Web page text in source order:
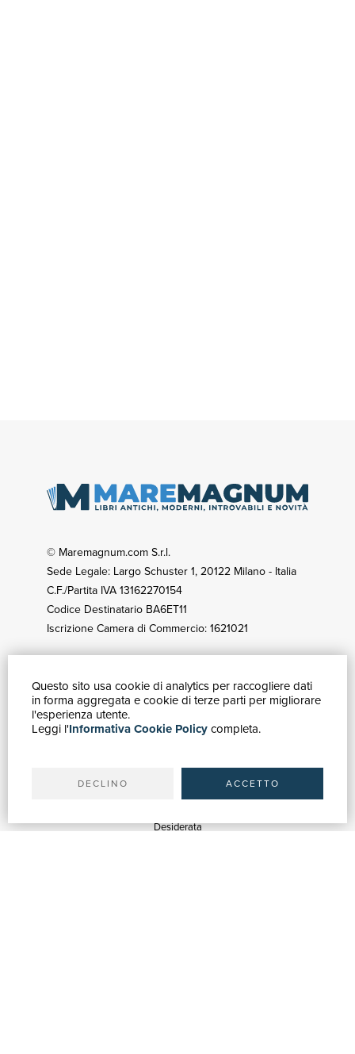
Questo sito usa cookie di analytics per raccogliere dati
in forma aggregata e cookie di terze parti per migliorare
l'esperienza utente.
Leggi l'Informativa Cookie Policycompleta.
DECLINO ACCETTO
© Maremagnum.com S.r.l.
Sede Legale: Largo Schuster 1, 20122 Milano - Italia
C.F./Partita IVA 13162270154
Codice Destinatario BA6ET11
Iscrizione Camera di Commercio: 1621021
GUIDA ACQUISTI
Catalogo
Ricerca avanzata
Spedizioni
Desiderata